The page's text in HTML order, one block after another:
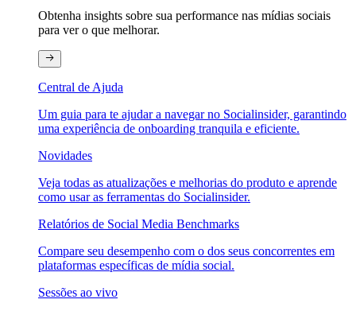
Obtenha insights sobre sua performance nas mídias sociais
para ver o que melhorar.
Central de Ajuda
Um guia para te ajudar a navegar no Socialinsider, garantindo
uma experiência de onboarding tranquila e eficiente.
Novidades
Veja todas as atualizações e melhorias do produto e aprende
como usar as ferramentas do Socialinsider.
Relatórios de Social Media Benchmarks
Compare seu desempenho com o dos seus concorrentes em
plataformas específicas de mídia social.
Sessões ao vivo